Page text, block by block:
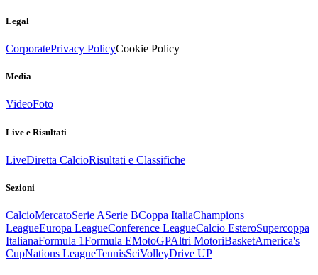
Legal
CorporatePrivacy PolicyCookie Policy
Media
VideoFoto
Live e Risultati
LiveDiretta CalcioRisultati e Classifiche
Sezioni
CalcioMercatoSerie ASerie BCoppa ItaliaChampions
LeagueEuropa LeagueConference LeagueCalcio EsteroSupercoppa
ItalianaFormula 1Formula EMotoGPAltri MotoriBasketAmerica's
CupNations LeagueTennisSciVolleyDrive UP